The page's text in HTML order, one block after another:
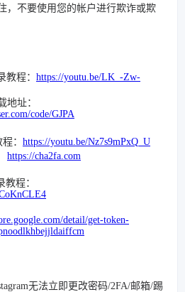
，不要使用您的帐户进行欺诈或欺
教程： https://youtu.be/LK_-Zw-
地址：
code/GJPA
： https://youtu.be/Nz7s9mPxQ_U
https://cha2fa.com
教程：
detail/get-token-
无法立即更改密码/2FA/邮箱/踢